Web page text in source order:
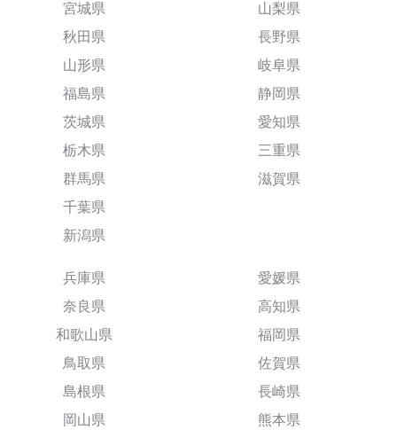
宮城県
秋田県
山形県
福島県
茨城県
栃木県
群馬県
千葉県
新潟県
山梨県
長野県
岐阜県
静岡県
愛知県
三重県
滋賀県
兵庫県
奈良県
和歌山県
鳥取県
島根県
岡山県
愛媛県
高知県
福岡県
佐賀県
長崎県
熊本県